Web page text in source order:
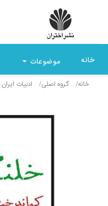
خانه موضوعات
خانه گروه اصلی ادبيات